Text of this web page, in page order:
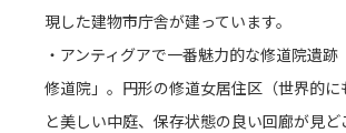
現した建物市庁舎が建っています。
・アンティグアで一番魅力的な修道院遺跡
修道院」。円形の修道女居住区（世界的に
と美しい中庭、保存状態の良い回廊が見ど